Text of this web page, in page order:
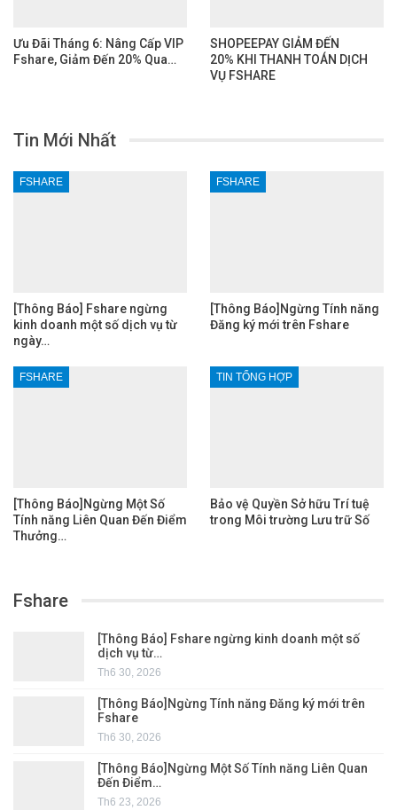
Ưu Đãi Tháng 6: Nâng Cấp VIP
Fshare, Giảm Đến 20% Qua…
SHOPEEPAY GIẢM ĐẾN
20% KHI THANH TOÁN DỊCH
VỤ FSHARE
Tin Mới Nhất
FSHARE
[Thông Báo] Fshare ngừng
kinh doanh một số dịch vụ từ
ngày…
FSHARE
[Thông Báo]Ngừng Tính năng
Đăng ký mới trên Fshare
FSHARE
[Thông Báo]Ngừng Một Số
Tính năng Liên Quan Đến Điểm
Thưởng…
TIN TỔNG HỢP
Bảo vệ Quyền Sở hữu Trí tuệ
trong Môi trường Lưu trữ Số
Fshare
[Thông Báo] Fshare ngừng kinh doanh một số
dịch vụ từ…
Th6 30, 2026
[Thông Báo]Ngừng Tính năng Đăng ký mới trên
Fshare
Th6 30, 2026
[Thông Báo]Ngừng Một Số Tính năng Liên Quan
Đến Điểm…
Th6 23, 2026